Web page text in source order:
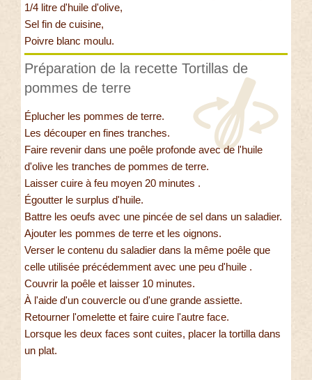
1/4 litre d'huile d'olive,
Sel fin de cuisine,
Poivre blanc moulu.
Préparation de la recette Tortillas de
pommes de terre
Éplucher les pommes de terre.
Les découper en fines tranches.
Faire revenir dans une poêle profonde avec de l'huile
d'olive les tranches de pommes de terre.
Laisser cuire à feu moyen 20 minutes .
Égoutter le surplus d'huile.
Battre les oeufs avec une pincée de sel dans un saladier.
Ajouter les pommes de terre et les oignons.
Verser le contenu du saladier dans la même poêle que
celle utilisée précédemment avec une peu d'huile .
Couvrir la poêle et laisser 10 minutes.
À l'aide d'un couvercle ou d'une grande assiette.
Retourner l'omelette et faire cuire l'autre face.
Lorsque les deux faces sont cuites, placer la tortilla dans
un plat.